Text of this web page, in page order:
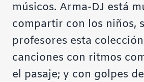
músicos. Arma-DJ está
compartir con los niños,
profesores esta
canciones con ritmos
el pasaje; y con golpes